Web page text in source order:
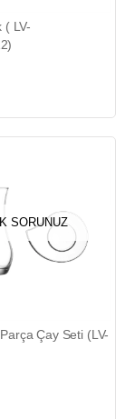
( LV-
SORUNUZ
Çay Seti (LV-